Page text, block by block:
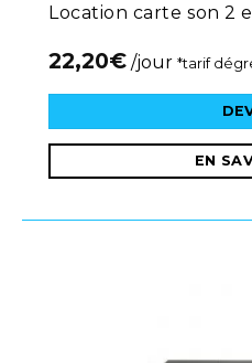
Location carte son 2
22,20€ /jour *tarif
EN